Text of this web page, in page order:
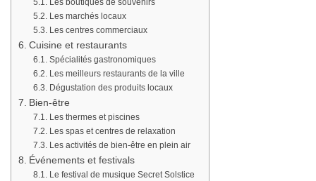
Les boutiques de souvenirs
Les marchés locaux
Les centres commerciaux
Cuisine et restaurants
Spécialités gastronomiques
Les meilleurs restaurants de la ville
Dégustation des produits locaux
Bien-être
Les thermes et piscines
Les spas et centres de relaxation
Les activités de bien-être en plein air
Événements et festivals
Le festival de musique Secret Solstice